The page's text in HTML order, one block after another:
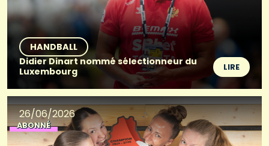
HANDBALL
Didier Dinart nommé sélectionneur du
Luxembourg
LIRE
26/06/2026
ABONNÉ